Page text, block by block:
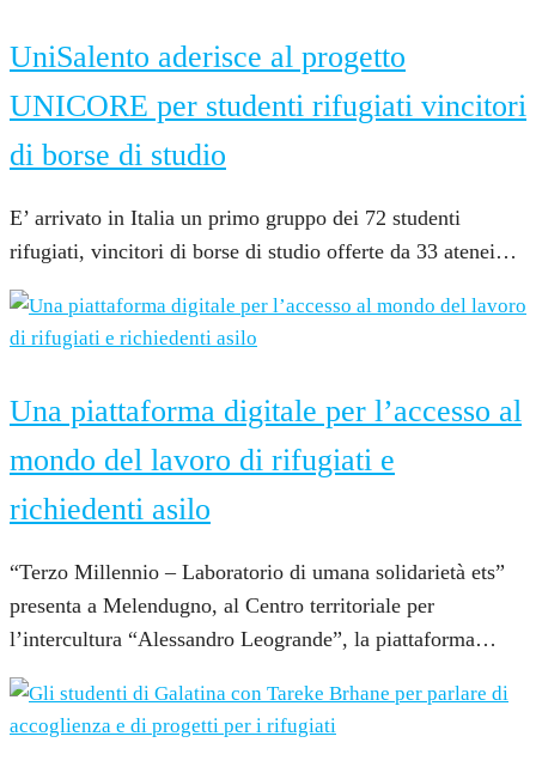
UniSalento aderisce al progetto
UNICORE per studenti rifugiati vincitori
di borse di studio
E’ arrivato in Italia un primo gruppo dei 72 studenti
rifugiati, vincitori di borse di studio offerte da 33 atenei…
Una piattaforma digitale per l’accesso al
mondo del lavoro di rifugiati e
richiedenti asilo
“Terzo Millennio – Laboratorio di umana solidarietà ets”
presenta a Melendugno, al Centro territoriale per
l’intercultura “Alessandro Leogrande”, la piattaforma…